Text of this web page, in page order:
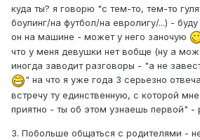
куда ты? я говорю "с тем-то, тем-то
боулинг/на футбол/на евролигу/...) -
он на машине - может у него заночую
что у меня девушки нет вобще (ну а
иногда заводит разговоры - "а не
" на что я уже года 3 серьезно
встречу ту единственную, с которой
приятно - ты об этом узнаешь первой" -
3. Побольше общаться с родителями -